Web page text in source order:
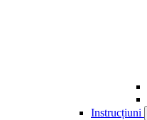
Instrucțiuni